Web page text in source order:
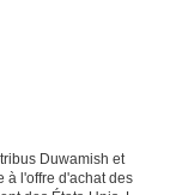
Duwamish et
à l'offre d'achat des